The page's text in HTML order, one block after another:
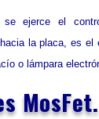
ejerce el
la placa, es el
o lámpara
MosFet.